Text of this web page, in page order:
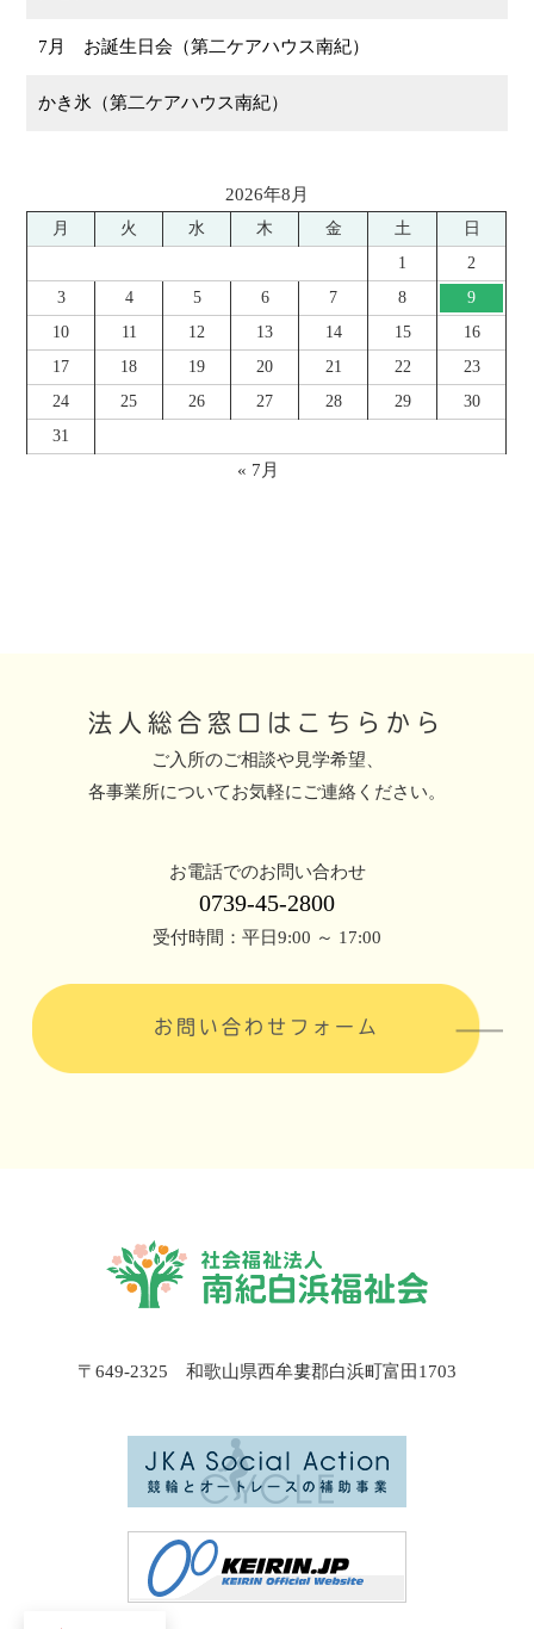
7月 お誕生日会（第二ケアハウス南紀）
かき氷（第二ケアハウス南紀）
2026年8月
月 火 水 木 金 土
日
1
2
3
4 5 6 7 8
9
10
11 12 13 14 15
16
17
18 19 20 21 22
23
24
25 26 27 28 29
30
31
« 7月
法人総合窓口はこちらから
ご入所のご相談や見学希望、
各事業所についてお気軽にご連絡ください。
お電話でのお問い合わせ
0739-45-2800
受付時間：平日9:00 ～ 17:00
お問い合わせフォーム
〒649-2325 和歌山県西牟婁郡白浜町富田1703